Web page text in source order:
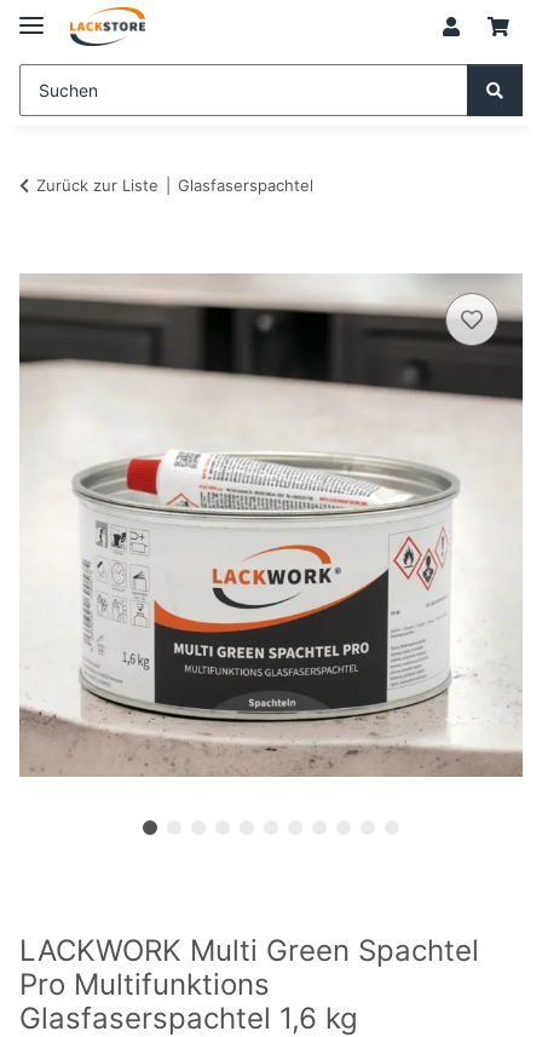
Zurück zur Liste Glasfaserspachtel
LACKWORK Multi Green Spachtel
Pro Multifunktions
Glasfaserspachtel 1,6 kg